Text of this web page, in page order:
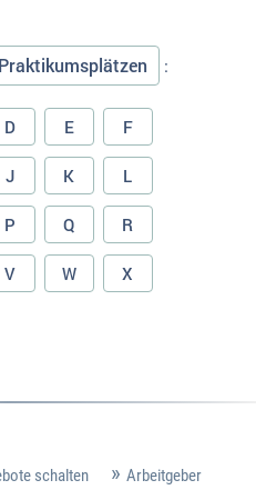
:
D E F
J K L
P Q R
V W X
schalten Arbeitgeber